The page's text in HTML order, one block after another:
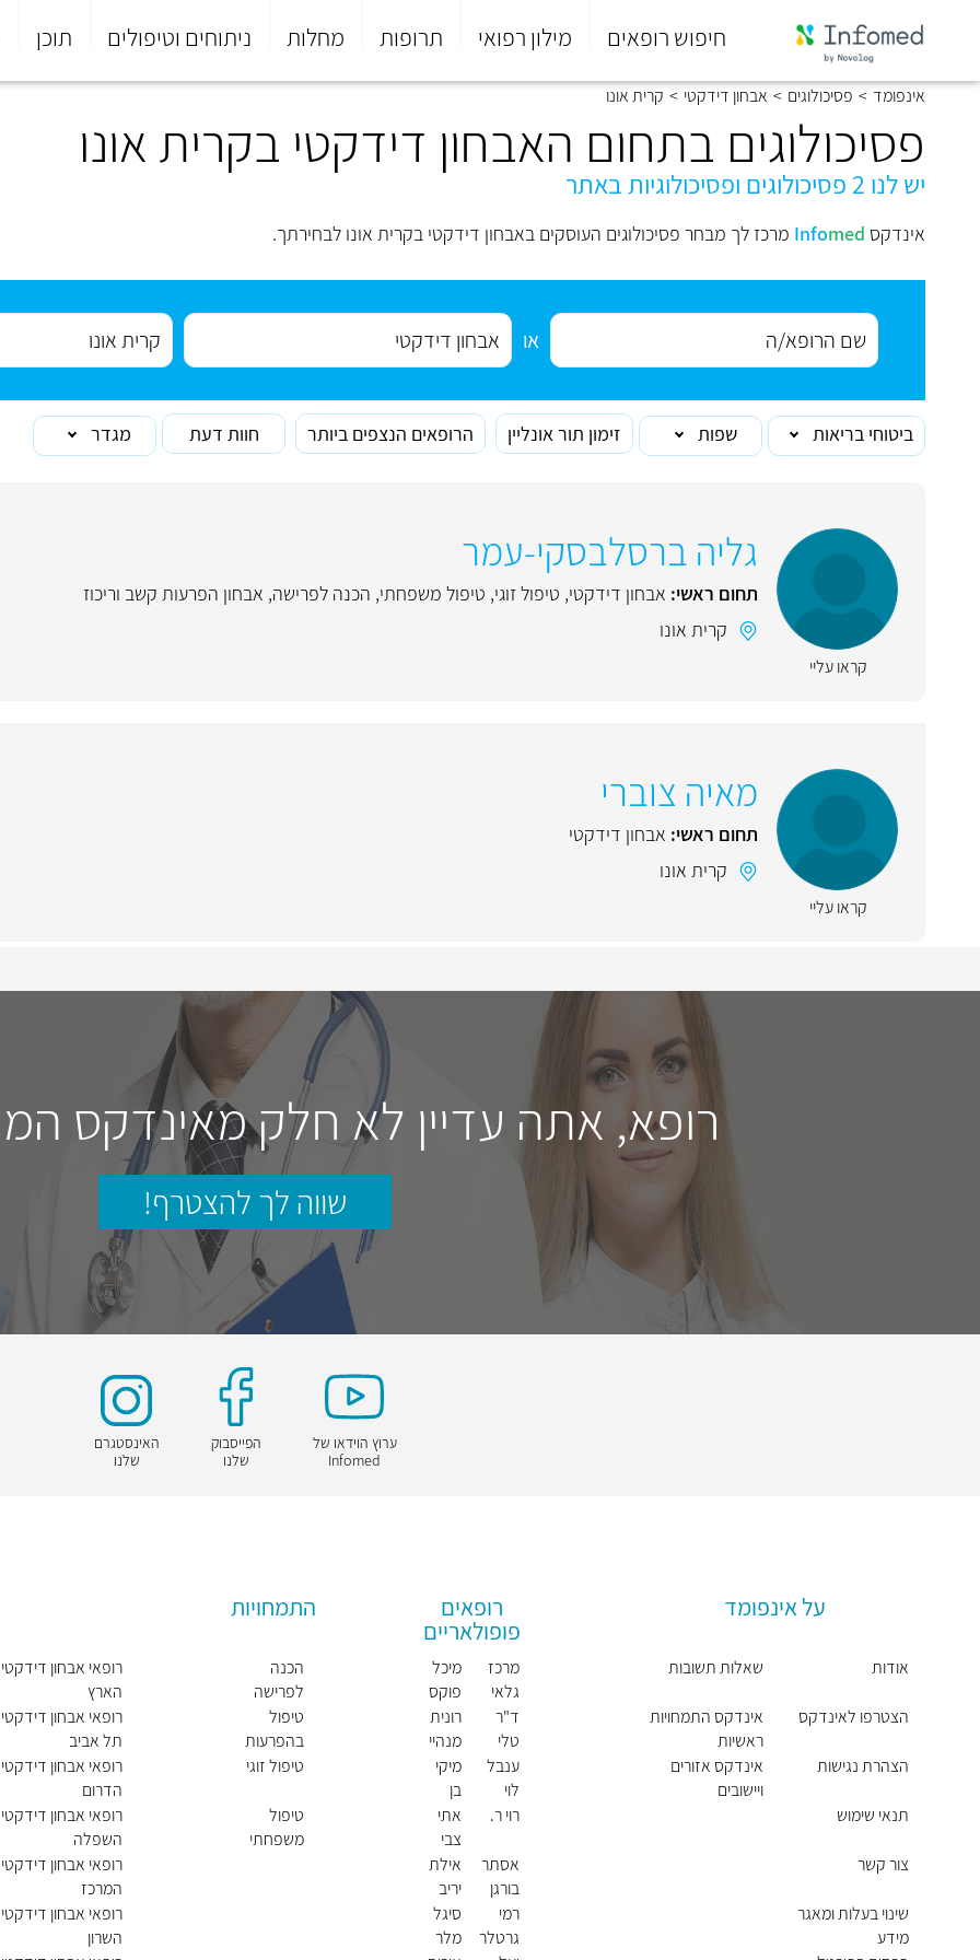
חיפוש רופאים מילון רפואי תרופות מחלות ניתוחים וטיפולים תוכן
סוף
התפריט
אינפומד > פסיכולוגים > אבחון דידקטי > קרית אונו
פסיכולוגים בתחום האבחון דידקטי בקרית אונו
יש לנו 2 פסיכולוגים ופסיכולוגיות באתר
אינדקס Infomed מרכז לך מבחר פסיכולוגים העוסקים באבחון דידקטי בקרית אונו לבחירתך.
או
ביטוחי בריאות שפות זימון תור אונליין הרופאים הנצפים ביותר חוות דעת מגדר
קראו עליי
גליה ברסלבסקי-עמר
תחום ראשי: אבחון דידקטי, טיפול זוגי, טיפול משפחתי, הכנה לפרישה, אבחון הפרעות קשב וריכוז
קרית אונו
קראו עליי
מאיה צוברי
תחום ראשי: אבחון דידקטי
קרית אונו
רופא, אתה עדיין לא חלק מאינדקס
שווה לך להצטרף!
ערוץ הוידאו של
Infomed
הפייסבוק
שלנו
האינסטגרם
שלנו
על אינפומד
אודות
הצטרפו לאינדקס
הצהרת נגישות
תנאי שימוש
צור קשר
שינוי בעלות ומאגר
מידע
שאלות תשובות
אינדקס התמחויות
ראשיות
אינדקס אזורים
ויישובים
רופאים
פופולאריים
מרכז
גלאי
ד"ר
טלי
וישנה
ענבל
לוי
רוי ר.
אסתר
בורגן
רמי
גרטלר
מיכל
פוקס
-שאו
לי
רונית
מנהיי
ם-שב
ן
מיקי
בן
משה
אתי
צבי
אילת
יריב
סיגל
מלר
התמחויות
הכנה
לפרישה
טיפול
בהפרעות
קשב
טיפול זוגי
טיפול
משפחתי
רופאי אבחון
הארץ
רופאי אבחון
תל אביב
רופאי אבחון
הדרום
רופאי אבחון
השפלה
רופאי אבחון
המרכז
רופאי אבחון
השרון